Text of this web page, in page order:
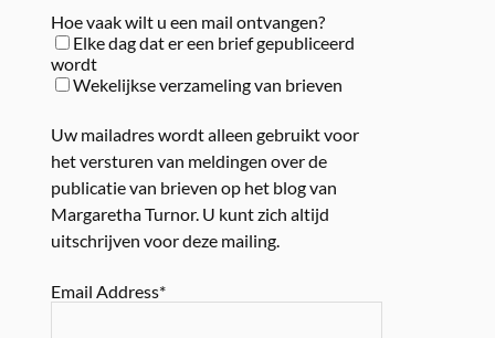
Hoe vaak wilt u een mail ontvangen?
Elke dag dat er een brief gepubliceerd
wordt
Wekelijkse verzameling van brieven
Uw mailadres wordt alleen gebruikt voor
het versturen van meldingen over de
publicatie van brieven op het blog van
Margaretha Turnor. U kunt zich altijd
uitschrijven voor deze mailing.
Email Address*